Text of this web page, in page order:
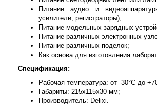
Питание аудио и
усилители, регистраторы);
Питание модельных зарядных
Питание различных электронных
Питание различных поделок;
Как основа для изготовления
Спецификация:
Рабочая температура: от -30°C до
Габариты: 215x115x30 мм;
Производитель: Delixi.